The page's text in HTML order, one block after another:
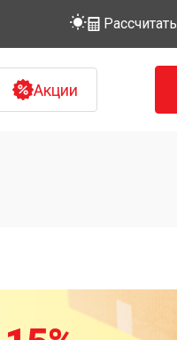
Рассчитать
Акции